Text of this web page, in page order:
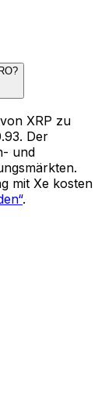
XRP zu
Der
und
mit Xe kosten
.